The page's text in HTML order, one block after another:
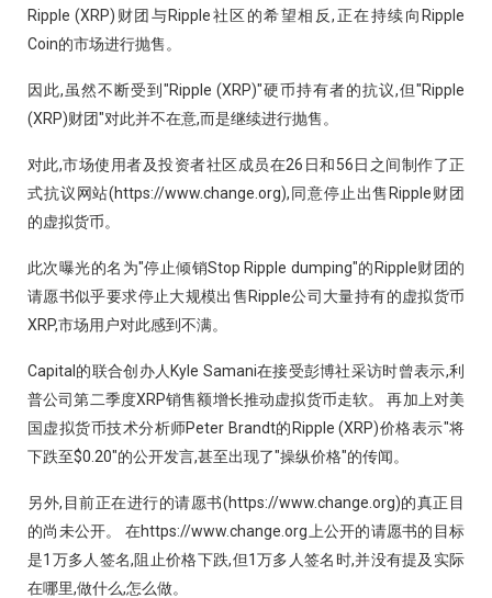
Ripple (XRP)财团与Ripple社区的希望相反,正在持续向Ripple
Coin的市场进行抛售。
因此,虽然不断受到"Ripple (XRP)"硬币持有者的抗议,但"Ripple
(XRP)财团"对此并不在意,而是继续进行抛售。
对此,市场使用者及投资者社区成员在26日和56日之间制作了正
式抗议网站(https://www.change.org),同意停止出售Ripple财团
的虚拟货币。
此次曝光的名为"停止倾销Stop Ripple dumping"的Ripple财团的
请愿书似乎要求停止大规模出售Ripple公司大量持有的虚拟货币
XRP,市场用户对此感到不满。
Capital的联合创办人Kyle Samani在接受彭博社采访时曾表示,利
普公司第二季度XRP销售额增长推动虚拟货币走软。 再加上对美
国虚拟货币技术分析师Peter Brandt的Ripple (XRP)价格表示"将
下跌至$0.20"的公开发言,甚至出现了"操纵价格"的传闻。
另外,目前正在进行的请愿书(https://www.change.org)的真正目
的尚未公开。 在https://www.change.org上公开的请愿书的目标
是1万多人签名,阻止价格下跌,但1万多人签名时,并没有提及实际
在哪里,做什么,怎么做。